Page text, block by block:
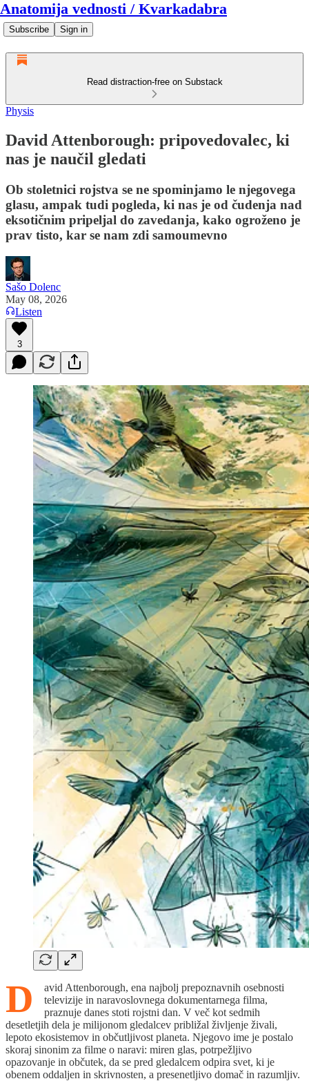
Anatomija vednosti / Kvarkadabra
Subscribe Sign in
Read distraction-free on Substack
Physis
David Attenborough: pripovedovalec, ki
nas je naučil gledati
Ob stoletnici rojstva se ne spominjamo le njegovega
glasu, ampak tudi pogleda, ki nas je od čudenja nad
eksotičnim pripeljal do zavedanja, kako ogroženo je
prav tisto, kar se nam zdi samoumevno
Sašo Dolenc
May 08, 2026
Listen
3
D
avid Attenborough, ena najbolj prepoznavnih osebnosti
televizije in naravoslovnega dokumentarnega filma,
praznuje danes stoti rojstni dan. V več kot sedmih
desetletjih dela je milijonom gledalcev približal življenje živali,
lepoto ekosistemov in občutljivost planeta. Njegovo ime je postalo
skoraj sinonim za filme o naravi: miren glas, potrpežljivo
opazovanje in občutek, da se pred gledalcem odpira svet, ki je
obenem oddaljen in skrivnosten, a presenetljivo domač in razumljiv.